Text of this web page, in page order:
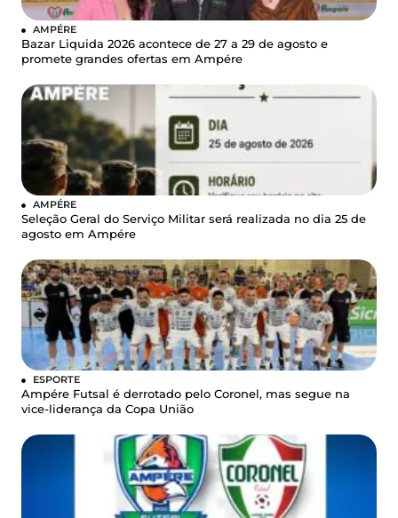
AMPÉRE
Bazar Liquida 2026 acontece de 27 a 29 de agosto e
promete grandes ofertas em Ampére
AMPÉRE
Seleção Geral do Serviço Militar será realizada no dia 25 de
agosto em Ampére
ESPORTE
Ampére Futsal é derrotado pelo Coronel, mas segue na
vice-liderança da Copa União